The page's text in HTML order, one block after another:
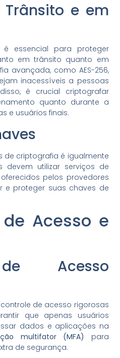
e em
é essencial para proteger
em trânsito quanto em
avançada, como AES-256,
inacessíveis a pessoas
é crucial criptografar
quanto durante a
e usuários finais.
de criptografia é igualmente
devem utilizar serviços de
pelos provedores
e proteger suas chaves de
Acesso e
Acesso
de acesso rigorosas
que apenas usuários
dados e aplicações na
multifator (MFA)
para
de segurança.